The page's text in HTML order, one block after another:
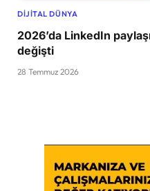
DIJITAL DÜNYA
2026’da LinkedIn
değişti
28 Temmuz 2026